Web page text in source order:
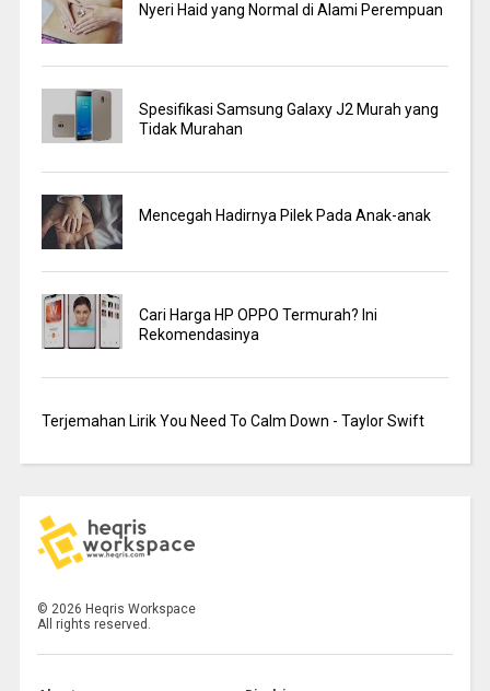
Nyeri Haid yang Normal di Alami Perempuan
Spesifikasi Samsung Galaxy J2 Murah yang
Tidak Murahan
Mencegah Hadirnya Pilek Pada Anak-anak
Cari Harga HP OPPO Termurah? Ini
Rekomendasinya
Terjemahan Lirik You Need To Calm Down - Taylor Swift
© 2026 Heqris Workspace
All rights reserved.